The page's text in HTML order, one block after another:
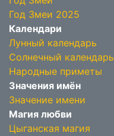
Год Змеи 2025
Календари
Лунный календарь
Солнечный календарь
Народные приметы
Значения имён
Значение имени
Магия любви
Цыганская магия